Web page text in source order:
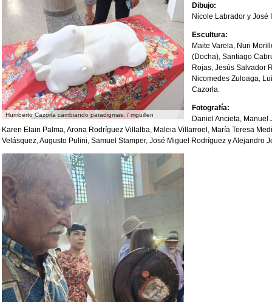
Humberto Cazorla cambiando paradigmas. / mguillen
Dibujo:
Nicole Labrador y José
Escultura:
Maite Varela, Nuri
(Docha), Santiago
Rojas, Jesús Salvador
Nicomedes Zuloaga,
Cazorla.
Fotografía:
Daniel Ancieta, Manuel
Karen Elain Palma, Arona Rodríguez Villalba, Maleia Villarroel, María Teresa
Velásquez, Augusto Pulini, Samuel Stamper, José Miguel Rodríguez y Alejandro